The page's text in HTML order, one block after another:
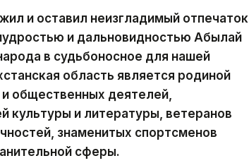
и оставил неизгладимый отпечаток
и дальновидностью Абылай
в судьбоносное для нашей
область является родиной
общественных деятелей,
культуры и литературы, ветеранов
знаменитых спортсменов
сферы.